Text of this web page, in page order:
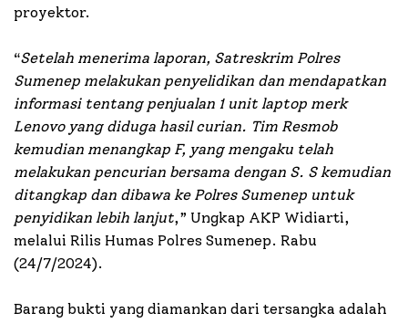
proyektor.
“Setelah menerima laporan, Satreskrim Polres
Sumenep melakukan penyelidikan dan mendapatkan
informasi tentang penjualan 1 unit laptop merk
Lenovo yang diduga hasil curian. Tim Resmob
kemudian menangkap F, yang mengaku telah
melakukan pencurian bersama dengan S. S kemudian
ditangkap dan dibawa ke Polres Sumenep untuk
penyidikan lebih lanjut,” Ungkap AKP Widiarti,
melalui Rilis Humas Polres Sumenep. Rabu
(24/7/2024).
Barang bukti yang diamankan dari tersangka adalah